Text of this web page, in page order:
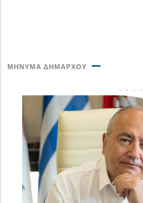
ΜΗΝΥΜΑ ΔΗΜΑΡΧΟΥ